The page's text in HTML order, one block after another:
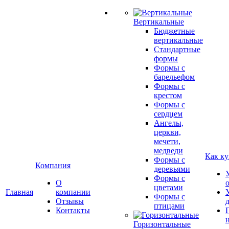
Главная
Компания
О
компании
Отзывы
Контакты
Вертикальные
Бюджетные
вертикальные
Стандартные
формы
Формы с
барельефом
Формы с
крестом
Формы с
сердцем
Ангелы,
церкви,
мечети,
медведи
Формы с
деревьями
Формы с
цветами
Формы с
птицами
Горизонтальные
Как